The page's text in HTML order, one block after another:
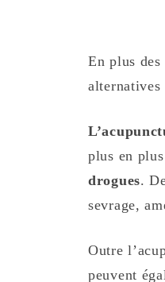
En plus
alternatives
plus en
drogues.
sevrage,
Outre
peuvent